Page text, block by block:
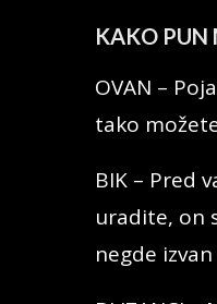
KAKO PUN
OVAN –
tako
BIK – Pred
uradite, on
negde